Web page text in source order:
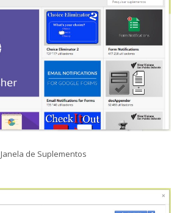
Janela de Suplementos